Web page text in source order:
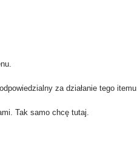
za działanie tego itemu.
Tak samo chcę tutaj.